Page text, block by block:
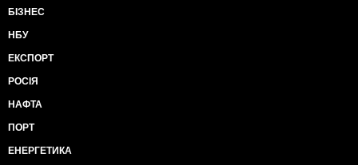
БІЗНЕС
НБУ
ЕКСПОРТ
РОСІЯ
НАФТА
ПОРТ
ЕНЕРГЕТИКА